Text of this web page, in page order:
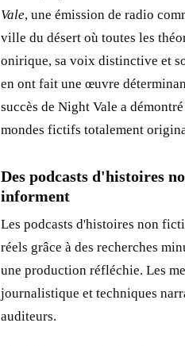
Vale, une émission de radio
ville du désert où toutes les
onirique, sa voix distinctive et
en ont fait une œuvre
succès de Night Vale a
mondes fictifs totalement
Des podcasts d'histoires
informent
Les podcasts d'histoires non
réels grâce à des recherches
une production réfléchie. Les
journalistique et techniques
auditeurs.